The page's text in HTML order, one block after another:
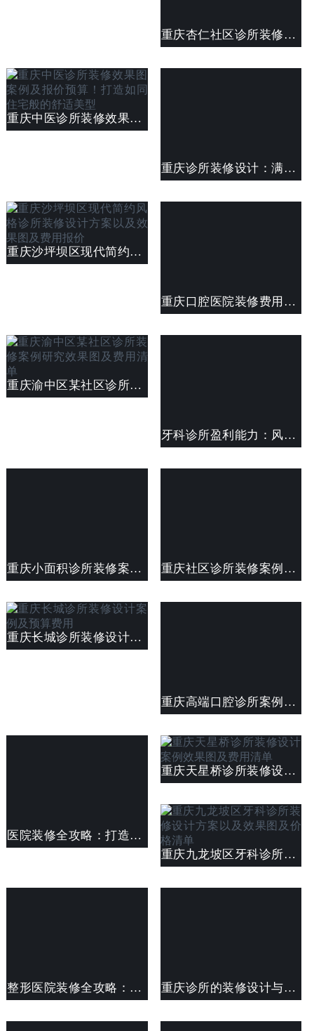
重庆杏仁社区诊所装修案例及费用清单
重庆中医诊所装修效果图案例及报价预算！打造如同住宅般的舒适美型
重庆诊所装修设计：满足不同类型诊所的特定需求
重庆沙坪坝区现代简约风格诊所装修设计方案以及效果图及费用报价
重庆口腔医院装修费用概览：从设计到施工，全面解析预算构成
重庆渝中区某社区诊所装修案例研究效果图及费用清单
牙科诊所盈利能力：风险评估与决策
重庆小面积诊所装修案例及费用清单 重庆社区诊所装修案例效果图及费用清单
重庆长城诊所装修设计案例及预算费用
重庆高端口腔诊所案例效果图及费用预算
医院装修全攻略：打造舒适、温馨的康复环境
重庆天星桥诊所装修设计案例效果图及费用清单
重庆九龙坡区牙科诊所装修设计方案以及效果图及价格清单
整形医院装修全攻略：美观、舒适与人性化的融合 重庆诊所的装修设计与规划及费用预算